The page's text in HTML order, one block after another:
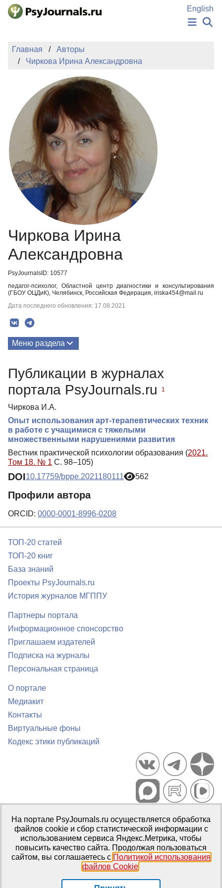
Перейти к основному содержанию
English
АВТОРЫ
ПОДАТЬ РУКОПИСЬ
БАЗА ЗНАНИЙ
КЛЮЧЕВЫЕ СЛОВА
Регистрация
Главная
Авторы
Чиркова Ирина Александровна
Чиркова Ирина
Александровна
PsyJournalsID: 10577
педагог-психолог, Областной центр диагностики и консультирования
(ГБОУ ОЦДиК), Челябинск, Российская Федерация, iriska454@mail.ru
Дата последнего обновления: 17.08.2021
Меню раздела
Публикации в журналах
портала PsyJournals.ru
1
Чиркова И.А.
Опыт использования арт-терапевтических техник
в работе с учащимися с тяжелыми
множественными нарушениями развития
Вестник практической психологии образования (2021.
Том 18. № 1 С. 98–105)
DOI10.17759/bppe.2021180111 562
Профили автора
ORCID: 0000-0001-8996-0208
ТОП-20 статей
ТОП-20 книг
База знаний
Проекты PsyJournals.ru
История журналов МГППУ
Партнеры портала
Информационное спонсорство
Приглашаем издателей
Подписка на журналы
Персональная страница
О портале
Медиакит
Контакты
Виртуальные фоны
Кодекс этики публикаций
Портал психологических изданий PsyJournals.ru, 2007–2026
Правила использования материалов
Свидетельство регистрации СМИЭл № ФС77-66447 от 14 июля
2016 г.
Издатель: ФГБОУ ВО МГППУ
На портале PsyJournals.ru осуществляется обработка
файлов cookie и сбор статистической информации с
использованием сервиса Яндекс.Метрика, чтобы
повысить качество сайта. Продолжая пользоваться
сайтом, вы соглашаетесь с Политикой использования
файлов Cookie.